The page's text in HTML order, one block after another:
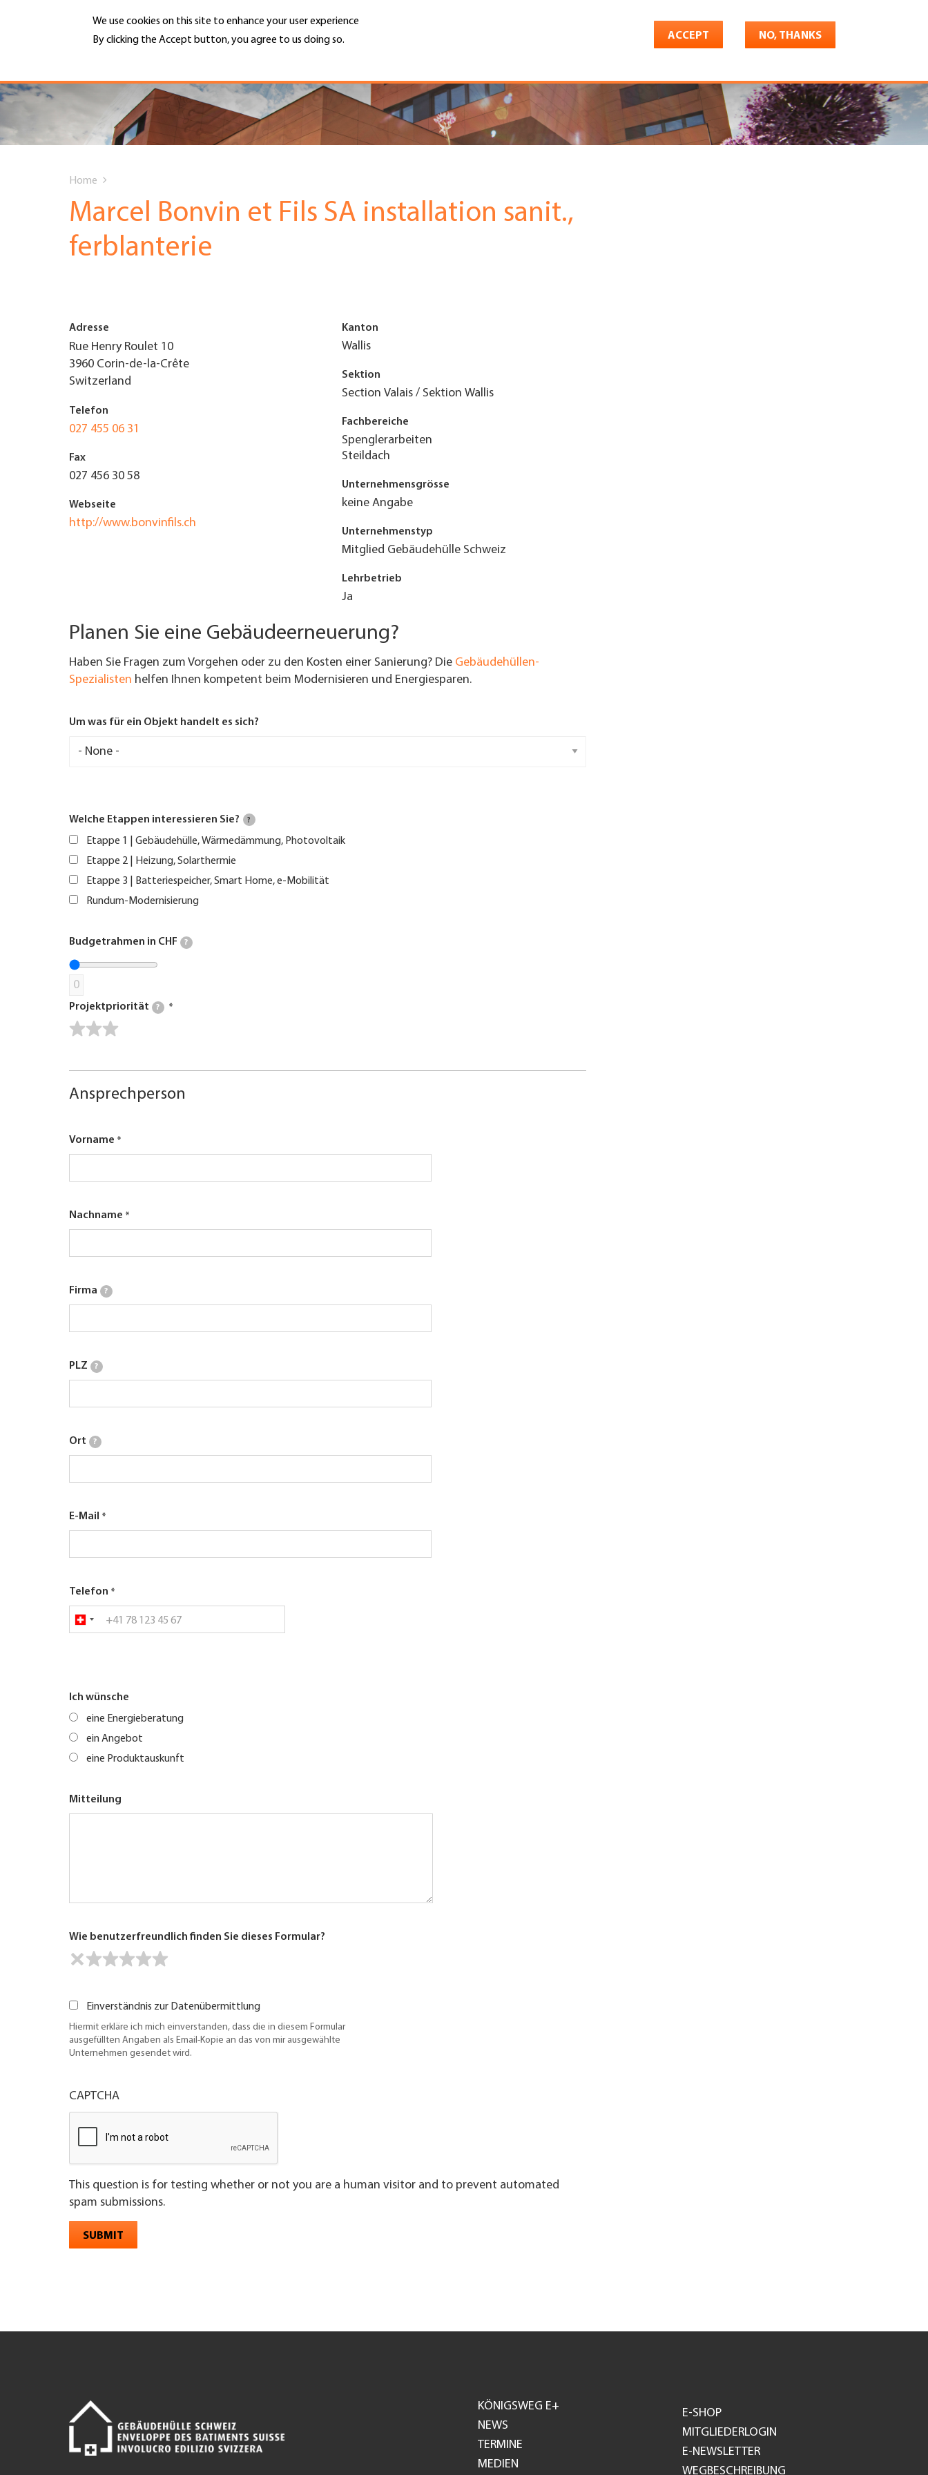
We use cookies on this site to enhance your user experience
By clicking the Accept button, you agree to us doing so.
ACCEPT NO, THANKS
Hauptnavigation
PORTRAIT
DIENSTLEISTUNGEN
MITGLIEDSCHAFT
UNTERNEHMEN FINDEN
MENU
Top
Menu
are
here
Home
Marcel Bonvin et Fils SA installation sanit.,
ferblanterie
Adresse
Rue Henry Roulet 10
3960 Corin-de-la-Crête
Switzerland
Telefon
027 455 06 31
Fax
027 456 30 58
Webseite
http://www.bonvinfils.ch
Kanton
Wallis
Sektion
Section Valais / Sektion Wallis
Fachbereiche
Spenglerarbeiten
Steildach
Unternehmensgrösse
keine Angabe
Unternehmenstyp
Mitglied Gebäudehülle Schweiz
Lehrbetrieb
Ja
Planen Sie eine Gebäudeerneuerung?
Haben Sie Fragen zum Vorgehen oder zu den Kosten einer Sanierung? Die Gebäudehüllen-
Spezialisten helfen Ihnen kompetent beim Modernisieren und Energiesparen.
Um was für ein Objekt handelt es sich?
Welche Etappen interessieren Sie? ?
Etappe 1 | Gebäudehülle, Wärmedämmung, Photovoltaik
Etappe 2 | Heizung, Solarthermie
Etappe 3 | Batteriespeicher, Smart Home, e-Mobilität
Rundum-Modernisierung
Budgetrahmen in CHF ?
0
Projektpriorität ?
Ansprechperson
Vorname
Nachname
Firma ?
PLZ ?
Ort ?
E-Mail
Telefon
Ich wünsche
eine Energieberatung
ein Angebot
eine Produktauskunft
Mitteilung
Wie benutzerfreundlich finden Sie dieses Formular?
Einverständnis zur Datenübermittlung
Hiermit erkläre ich mich einverstanden, dass die in diesem Formular
ausgefüllten Angaben als Email-Kopie an das von mir ausgewählte
Unternehmen gesendet wird.
CAPTCHA
This question is for testing whether or not you are a human visitor and to prevent automated
spam submissions.
SUBMIT
Footer
GH
KÖNIGSWEG E+
NEWS
TERMINE
MEDIEN
E-SHOP
MITGLIEDERLOGIN
E-NEWSLETTER
WEGBESCHREIBUNG